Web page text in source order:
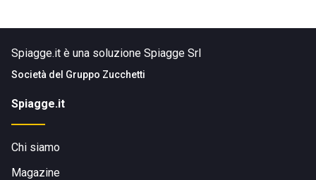
Spiagge.it è una soluzione Spiagge Srl
Società del Gruppo Zucchetti
Spiagge.it
Chi siamo
Magazine